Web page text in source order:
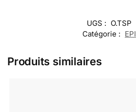
UGS : O.TSP
Catégorie : EPI
Produits similaires